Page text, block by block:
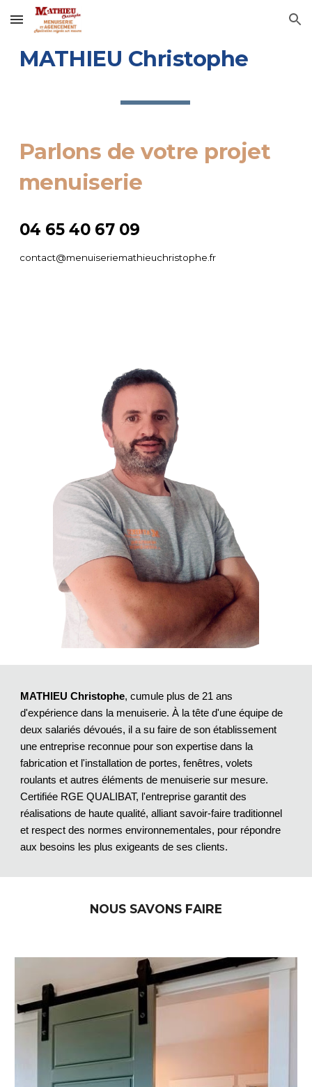
Skip to main content Skip to navigation
MATHIEU Christophe
Parlons de votre projet
menuiserie
04 65 40 67 09
contact@menuiseriemathieuchristophe.fr
MATHIEU Christophe, cumule plus de 21 ans
d'expérience dans la menuiserie. À la tête d'une équipe de
deux salariés dévoués, il a su faire de son établissement
une entreprise reconnue pour son expertise dans la
fabrication et l'installation de portes, fenêtres, volets
roulants et autres éléments de menuiserie sur mesure.
Certifiée RGE QUALIBAT, l'entreprise garantit des
réalisations de haute qualité, alliant savoir-faire traditionnel
et respect des normes environnementales, pour répondre
aux besoins les plus exigeants de ses clients.
NOUS SAVONS FAIRE